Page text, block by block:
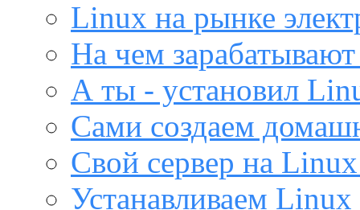
Linux на рынке
На чем
А ты - установил
Сами создаем
Свой сервер на
Устанавливаем